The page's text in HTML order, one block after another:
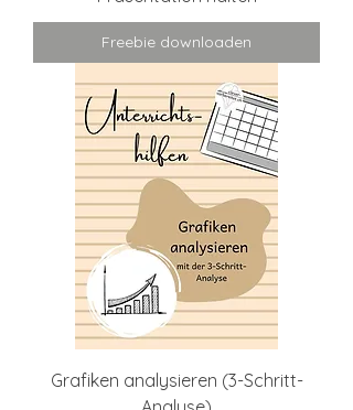
Freebie downloaden
Grafiken analysieren (3-Schritt-